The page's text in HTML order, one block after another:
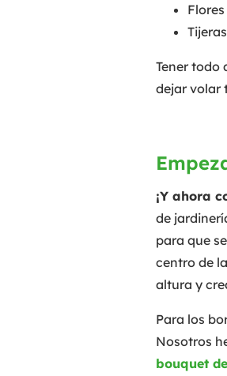
Tener todo
dejar volar
¡Y ahora
de
para que
centro de
altura y
Para los
Nosotros
bouquet